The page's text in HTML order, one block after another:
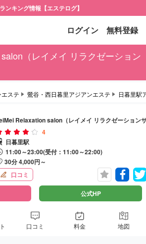
ンキング情報【エステログ】
ログイン 無料登録
（レイメイ リラクゼーション
ステ 鶯谷・西日暮里アジアンエステ 日暮里駅
Relaxation salon（レイメイ リラクゼーション
4
日暮里駅
11:00～23:00(受付：11:00～22:00)
30分 4,000円～
口コミ
公式HP
口コミ 料金 地図